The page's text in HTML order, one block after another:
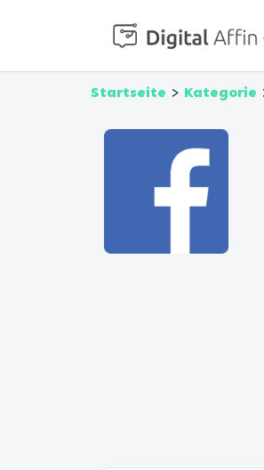
Startseite > Kategorie